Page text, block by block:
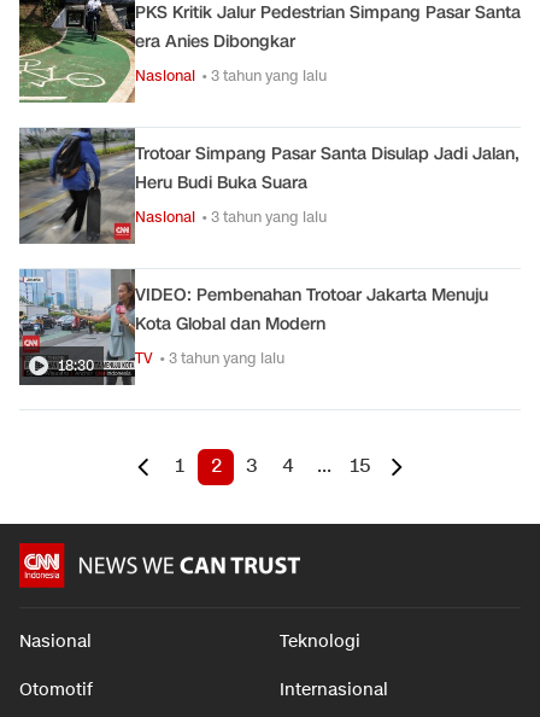
PKS Kritik Jalur Pedestrian Simpang Pasar Santa
era Anies Dibongkar
Nasional • 3 tahun yang lalu
Trotoar Simpang Pasar Santa Disulap Jadi Jalan,
Heru Budi Buka Suara
Nasional • 3 tahun yang lalu
18:30
VIDEO: Pembenahan Trotoar Jakarta Menuju
Kota Global dan Modern
TV • 3 tahun yang lalu
1 2 3 4 ... 15
Nasional Teknologi
Otomotif Internasional